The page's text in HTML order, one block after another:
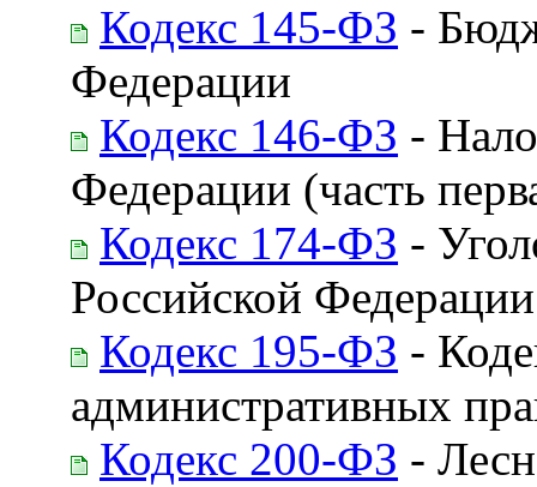
Кодекс 145-ФЗ -
Федерации
Кодекс 146-ФЗ -
Федерации (часть
Кодекс 174-ФЗ -
Российской Федерации
Кодекс 195-ФЗ -
административных
Кодекс 200-ФЗ -